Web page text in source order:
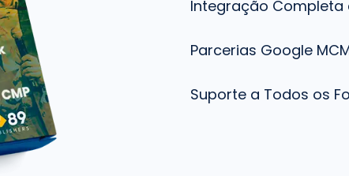
Integração Completa
Parcerias Google
Suporte a Todos os